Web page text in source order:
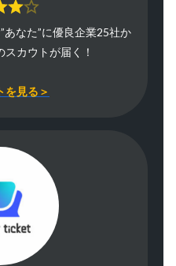
なた”に優良企業25社か
カウトが届く！
を見る＞